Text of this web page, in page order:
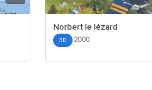
Norbert le lézard
BD 2000